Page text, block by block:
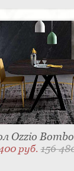
Ozzio
руб.156